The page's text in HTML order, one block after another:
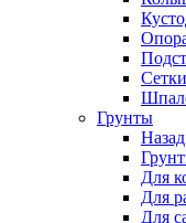
Сетки
Грунты
Назад
Для
Для
Для